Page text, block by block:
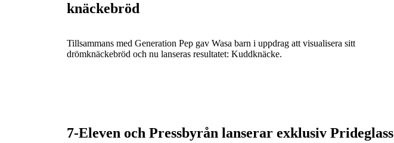
knäckebröd
Tillsammans med Generation Pep gav Wasa barn i uppdrag att visualisera sitt
drömknäckebröd och nu lanseras resultatet: Kuddknäcke.
7-Eleven och Pressbyrån lanserar exklusiv Prideglass